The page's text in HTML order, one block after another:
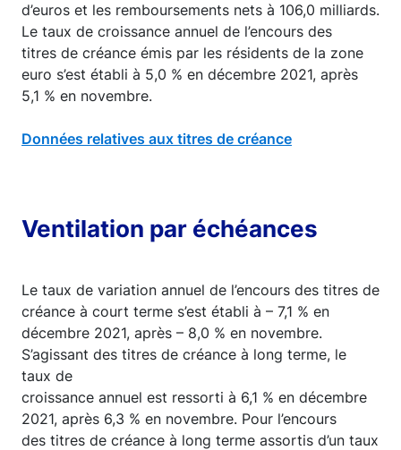
d’euros et les remboursements nets à 106,0 milliards.
Le taux de croissance annuel de l’encours des
titres de créance émis par les résidents de la zone
euro s’est établi à 5,0 % en décembre 2021, après
5,1 % en novembre.
Données relatives aux titres de créance
Ventilation par échéances
Le taux de variation annuel de l’encours des titres de
créance à court terme s’est établi à – 7,1 % en
décembre 2021, après – 8,0 % en novembre.
S’agissant des titres de créance à long terme, le
taux de
croissance annuel est ressorti à 6,1 % en décembre
2021, après 6,3 % en novembre. Pour l’encours
des titres de créance à long terme assortis d’un taux